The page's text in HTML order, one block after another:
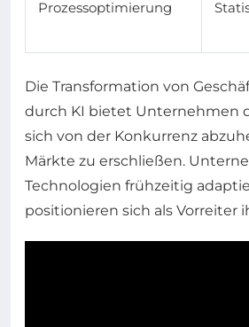
Prozessoptimierung
Die Transformation von
durch KI bietet Unternehmen
sich von der Konkurrenz
Märkte zu erschließen.
Technologien frühzeitig
positionieren sich als Vorreiter